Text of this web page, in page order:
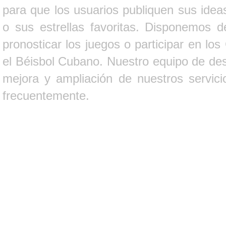
para que los usuarios publiquen sus
o sus estrellas favoritas. Disponemos
pronosticar los juegos o participar en
el Béisbol Cubano. Nuestro equipo de
mejora y ampliación de nuestros
frecuentemente.